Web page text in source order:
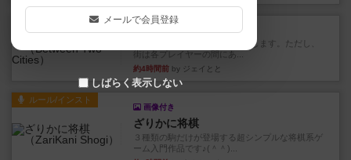
タイルを4×4で並べて街づくりします。ただし、
街は各プレイヤーの間にあ...
約4時間前 by ジェイとと
ルール/インスト
画像付き
ざりかに将棋
３種類の駒だけが登場する超シンプルな将棋系ゲ
ーム入門作品です♪(＾＾)...
メールで会員登録
しばらく表示しない